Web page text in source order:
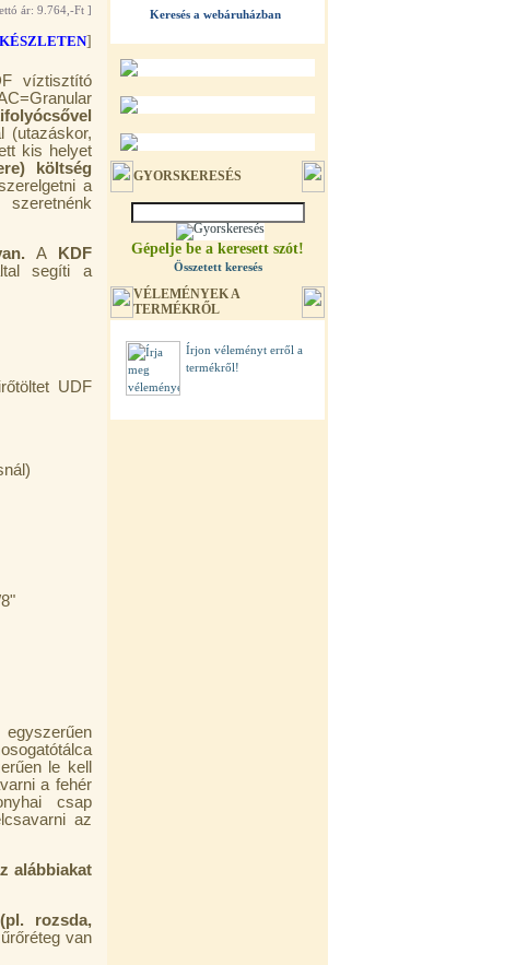
ár: 9.764,-Ft ]
KÉSZLETEN]
víztisztító
kis helyet
költség
a
A
KDF
segíti a
UDF
le kell
a fehér
csap
az
alábbiakat
rozsda,
van
Keresés a webáruházban
GYORSKERESÉS
Gépelje be a keresett szót!
Összetett keresés
VÉLEMÉNYEK A
TERMÉKRŐL
Írjon véleményt erről a
termékről!